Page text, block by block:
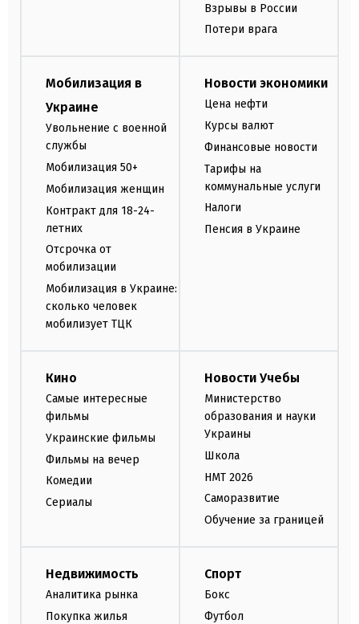
Взрывы в России
Потери врага
Мобилизация в
Украине
Увольнение с военной
службы
Мобилизация 50+
Мобилизация женщин
Контракт для 18-24-
летних
Отсрочка от
мобилизации
Мобилизация в Украине:
сколько человек
мобилизует ТЦК
Новости экономики
Цена нефти
Курсы валют
Финансовые новости
Тарифы на
коммунальные услуги
Налоги
Пенсия в Украине
Кино
Самые интересные
фильмы
Украинские фильмы
Фильмы на вечер
Комедии
Сериалы
Новости Учебы
Министерство
образования и науки
Украины
Школа
НМТ 2026
Саморазвитие
Обучение за границей
Недвижимость
Аналитика рынка
Покупка жилья
Спорт
Бокс
Футбол